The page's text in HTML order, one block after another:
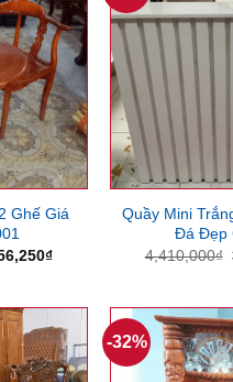
Ghế Giá
₫Giá
2,756,250₫.
Quầy Mini
Đá Đẹp
4,410,000₫
-32%